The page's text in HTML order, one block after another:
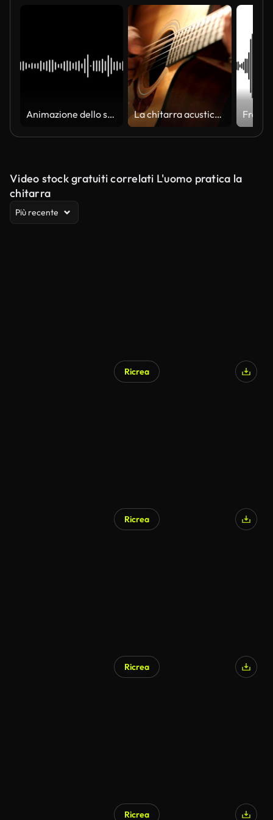
Animazione dello spettro della forma d'onda audio bianca. Onde sonore su sfondo trasparente con canale alfa. Visualizzatore audio. Equalizzatore musicale. Animazione 4K. La chitarra acustica Musicista mani in
Video stock gratuiti correlati L'uomo pratica la
chitarra
Più recente
Ricrea
Ricrea
Ricrea
Ricrea